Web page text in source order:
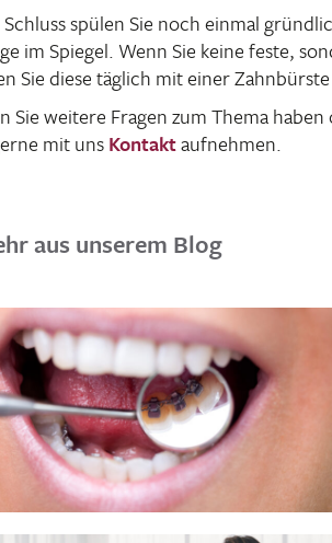
spülen Sie noch einmal
im Spiegel. Wenn Sie keine feste,
Sie diese täglich mit einer
Sie weitere Fragen zum Thema
mit unsKontaktaufnehmen.
aus unserem Blog